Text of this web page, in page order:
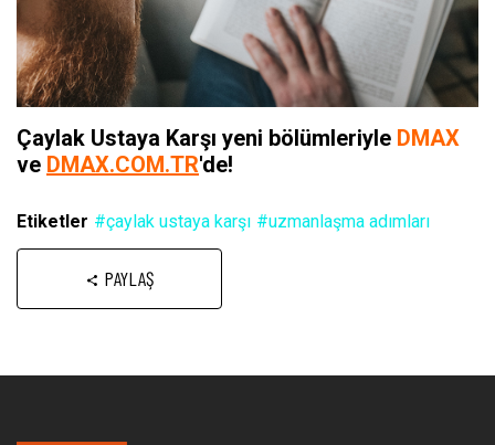
Çaylak Ustaya Karşı yeni bölümleriyle DMAX
ve DMAX.COM.TR'de!
Etiketler #çaylak ustaya karşı #uzmanlaşma adımları
PAYLAŞ